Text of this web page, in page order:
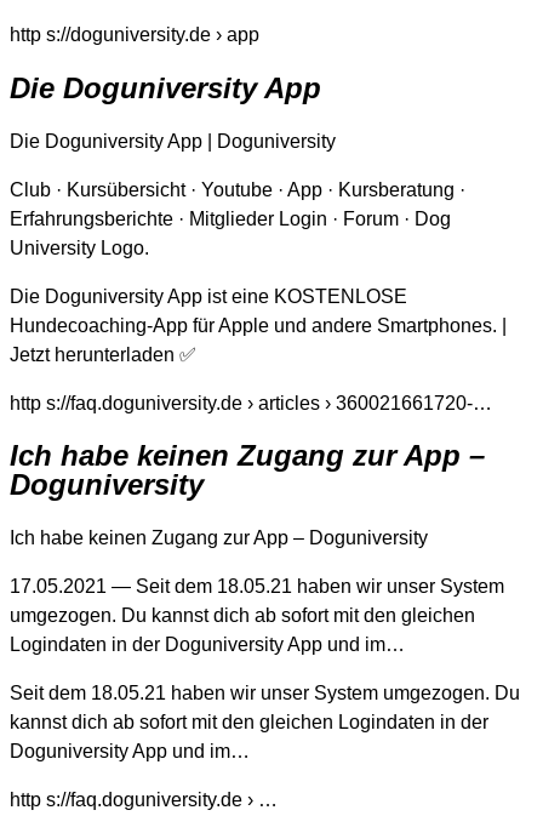
http s://doguniversity.de › app
Die Doguniversity App
Die Doguniversity App | Doguniversity
Club · Kursübersicht · Youtube · App · Kursberatung ·
Erfahrungsberichte · Mitglieder Login · Forum · Dog
University Logo.
Die Doguniversity App ist eine KOSTENLOSE
Hundecoaching-App für Apple und andere Smartphones. |
Jetzt herunterladen ✅
http s://faq.doguniversity.de › articles › 360021661720-…
Ich habe keinen Zugang zur App –
Doguniversity
Ich habe keinen Zugang zur App – Doguniversity
17.05.2021 — Seit dem 18.05.21 haben wir unser System
umgezogen. Du kannst dich ab sofort mit den gleichen
Logindaten in der Doguniversity App und im…
Seit dem 18.05.21 haben wir unser System umgezogen. Du
kannst dich ab sofort mit den gleichen Logindaten in der
Doguniversity App und im…
http s://faq.doguniversity.de › …